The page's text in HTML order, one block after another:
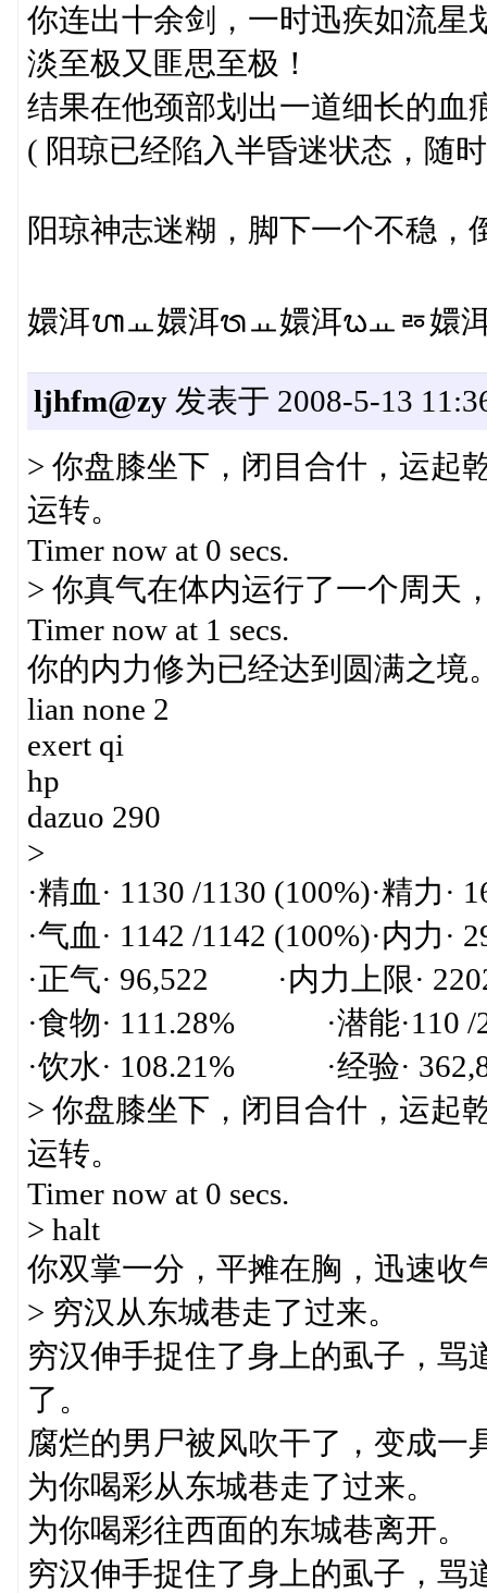
你连出十余剑，一时迅疾如流星
淡至极又匪思至极！
结果在他颈部划出一道细长的血
( 阳琼已经陷入半昏迷状态，随
阳琼神志迷糊，脚下一个不稳，
嬛洱ᬳㅛ⁭嬛洱ᬯㅛ⁭嬛洱ᬠㅛㅭ
ljhfm@zy发表于 2008-5-13
> 你盘膝坐下，闭目合什，运起
运转。
Timer now at 0 secs.
> 你真气在体内运行了一个周天
Timer now at 1 secs.
你的内力修为已经达到圆满之境
lian none 2
exert qi
hp
dazuo 290
>
·精血· 1130 /1130 (100%)·精力·
·气血· 1142 /1142 (100%)·内力·
·正气· 96,522 ·内力上限·
·食物· 111.28% ·潜能·110 /
·饮水· 108.21% ·经验·
> 你盘膝坐下，闭目合什，运起
运转。
Timer now at 0 secs.
> halt
你双掌一分，平摊在胸，迅速收
> 穷汉从东城巷走了过来。
穷汉伸手捉住了身上的虱子，骂
了。
腐烂的男尸被风吹干了，变成一
为你喝彩从东城巷走了过来。
为你喝彩往西面的东城巷离开。
穷汉伸手捉住了身上的虱子，骂